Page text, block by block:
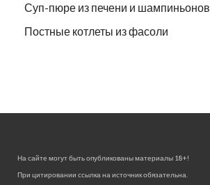
Суп-пюре из печени и шампиньонов
Постные котлеты из фасоли
На сайте могут быть опубликованы материалы 18+!
При цитировании ссылка на источник обязательна.